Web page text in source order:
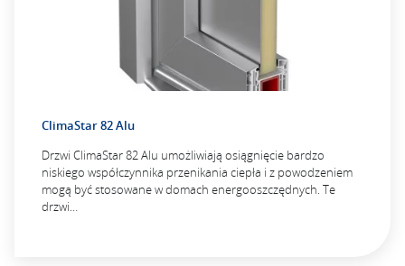
ClimaStar 82 Alu
Drzwi ClimaStar 82 Alu umożliwiają osiągnięcie bardzo
niskiego współczynnika przenikania ciepła i z powodzeniem
mogą być stosowane w domach energooszczędnych. Te
drzwi…